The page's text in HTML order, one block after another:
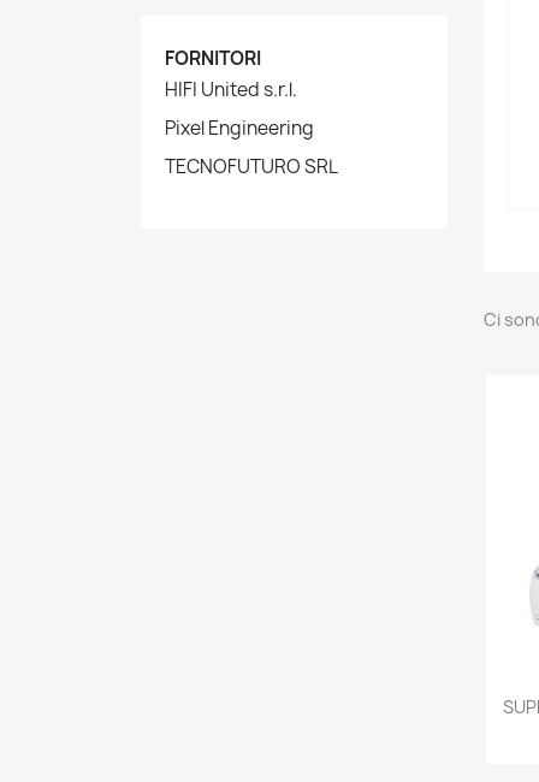
FORNITORI
HIFI United s.r.l.
Pixel Engineering
TECNOFUTURO SRL
Ci